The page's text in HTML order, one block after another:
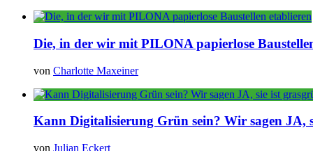
Die, in der wir mit PILONA papierlose
von Charlotte Maxeiner
Kann Digitalisierung Grün sein? Wir sagen JA,
von Julian Eckert